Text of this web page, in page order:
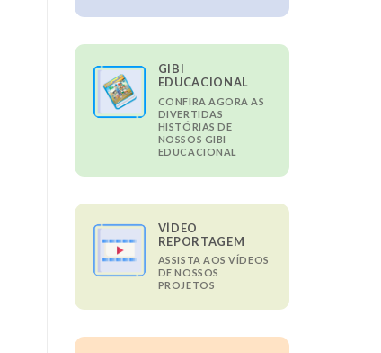
GIBI
EDUCACIONAL
CONFIRA AGORA AS
DIVERTIDAS
HISTÓRIAS DE
NOSSOS GIBI
EDUCACIONAL
VÍDEO
REPORTAGEM
ASSISTA AOS VÍDEOS
DE NOSSOS
PROJETOS